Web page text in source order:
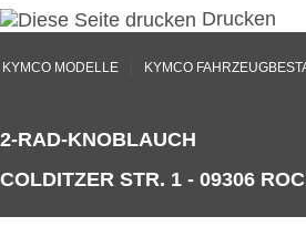
Drucken
KYMCO MODELLE KYMCO
2-RAD-KNOBLAUCH
COLDITZER STR. 1 - 09306